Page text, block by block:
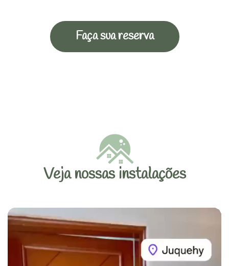
Faça sua reserva
Veja nossas instalações